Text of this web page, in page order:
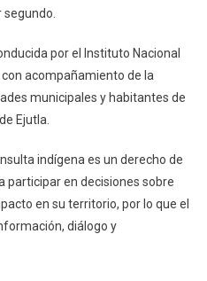
por el Instituto Nacional
con acompañamiento de la
municipales y habitantes de
Ejutla.
indígena es un derecho de
participar en decisiones sobre
en su territorio, por lo que el
diálogo y